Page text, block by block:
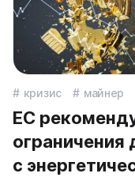
кризис майнер
ЕС
ограничения
с